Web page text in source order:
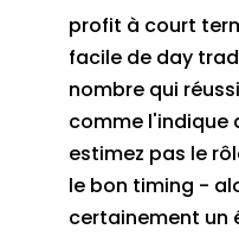
profit à court
facile de day
nombre qui
comme l'indique
estimez pas le
le bon timing -
certainement un